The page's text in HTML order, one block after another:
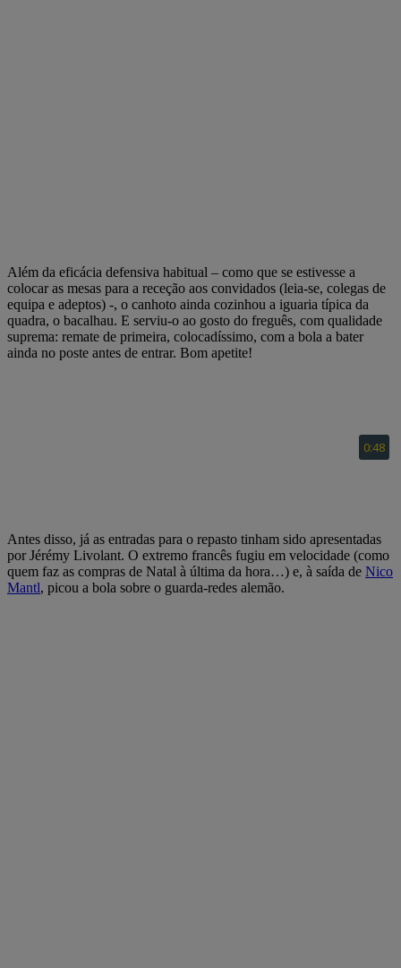
Além da eficácia defensiva habitual – como que se estivesse a
colocar as mesas para a receção aos convidados (leia-se, colegas de
equipa e adeptos) -, o canhoto ainda cozinhou a iguaria típica da
quadra, o bacalhau. E serviu-o ao gosto do freguês, com qualidade
suprema: remate de primeira, colocadíssimo, com a bola a bater
ainda no poste antes de entrar. Bom apetite!
Antes disso, já as entradas para o repasto tinham sido apresentadas
por Jérémy Livolant. O extremo francês fugiu em velocidade (como
quem faz as compras de Natal à última da hora…) e, à saída de Nico
Mantl, picou a bola sobre o guarda-redes alemão.